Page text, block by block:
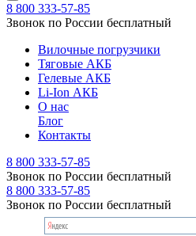
8 800 333-57-85
Звонок по России бесплатный
Вилочные погрузчики
Тяговые АКБ
Гелевые АКБ
Li-Ion АКБ
О нас
Блог
Контакты
8 800 333-57-85
Звонок по России бесплатный
8 800 333-57-85
Звонок по России бесплатный